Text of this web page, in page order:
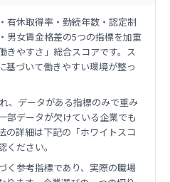
有休取得率・勤続年数・認定制
男女賃金格差の5つの指標を加重
きやすさ」総合スコアです。ス
基づいて働きやすい環境が整っ
、データがある指標のみで重み
部データが欠けている企業でも
の詳細は下記の「ホワイトスコ
ださい。
く参考指標であり、実際の職場